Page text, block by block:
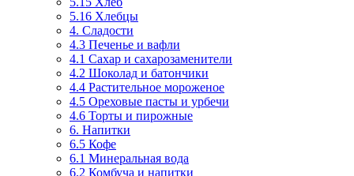
5.16 Хлебцы
4. Сладости
4.3 Печенье и вафли
4.1 Сахар и сахарозаменители
4.2 Шоколад и батончики
4.4 Растительное мороженое
4.5 Ореховые пасты и урбечи
4.6 Торты и пирожные
6. Напитки
6.5 Кофе
6.1 Минеральная вода
6.2 Комбуча и напитки